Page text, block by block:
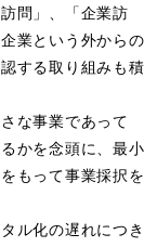
問」、「企業訪
業という外からの
する取り組みも積
な事業であって
かを念頭に、最小
もって事業採択を
ル化の遅れにつき